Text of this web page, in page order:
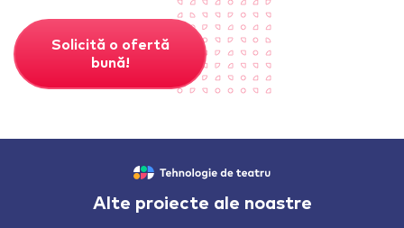
Solicită o ofertă
bună!
Alte proiecte ale noastre